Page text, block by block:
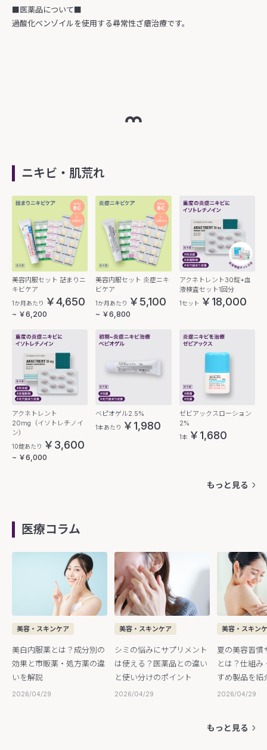
■医薬品について■
過酸化ベンゾイルを使用する尋常性ざ瘡治療です。
ニキビ・肌荒れ
美容内服セット 詰まりニ
キビケア
1か月あたり ￥4,650
~ ￥6,200
美容内服セット 炎症ニキ
ビケア
1か月あたり ￥5,100
~ ￥6,800
アクネトレント30錠+血
液検査セット1回分
1セット ￥18,000
アクネトレント
20mg（イソトレチノイ
ン）
10錠あたり ￥3,600
~ ￥6,000
ベピオゲル2.5%
1本あたり ￥1,980
ゼビアックスローション
2%
1本 ￥1,680
もっと見る
医療コラム
美容・スキンケア
美白内服薬とは？成分別の
効果と市販薬・処方薬の違
いを解説
2026/04/29
美容・スキンケア
シミの悩みにサプリメント
は使える？医薬品との違い
と使い分けのポイント
2026/04/29
美容・スキン
夏の美容習慣
とは？仕組み
すめ製品を紹
2026/04/29
もっと見る